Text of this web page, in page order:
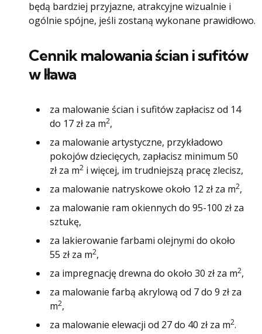
będą bardziej przyjazne, atrakcyjne wizualnie i
ogólnie spójne, jeśli zostaną wykonane prawidłowo.
Cennik malowania ścian i sufitów
w Iława
za malowanie ścian i sufitów zapłacisz od 14
do 17 zł za m2,
za malowanie artystyczne, przykładowo
pokojów dziecięcych, zapłacisz minimum 50
zł za m2i więcej, im trudniejszą pracę zlecisz,
za malowanie natryskowe około 12 zł za m2,
za malowanie ram okiennych do 95-100 zł za
sztukę,
za lakierowanie farbami olejnymi do około
55 zł za m2,
za impregnację drewna do około 30 zł za m2,
za malowanie farbą akrylową od 7 do 9 zł za
m2,
za malowanie elewacji od 27 do 40 zł za m2.